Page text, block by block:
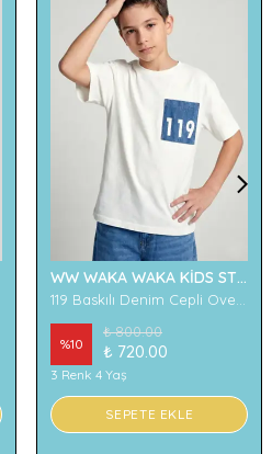
WW WAKA WAKA KİDS STORE
%10
₺ 800.00
₺ 720.00
3 Renk 4 Yaş
SEPETE EKLE